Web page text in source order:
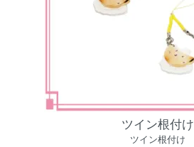
ツイン根付け
ツイン根付け